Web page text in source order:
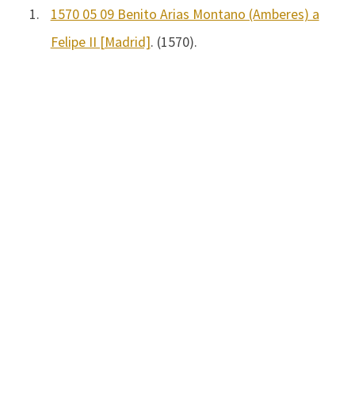
1.
1570 05 09 Benito Arias Montano (Amberes) a
Felipe II [Madrid]. (1570).